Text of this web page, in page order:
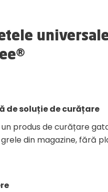
de soluție de curățare
produs de curățare
din magazine, fără